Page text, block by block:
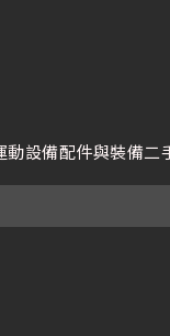
動設備配件與裝備二